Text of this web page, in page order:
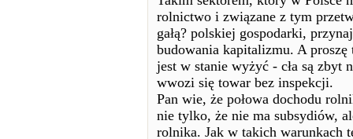
rolnictwo i związane z tym
gałą? polskiej gospodarki,
budowania kapitalizmu. A
jest w stanie wyżyć - cła są zbyt
wwozi się towar bez inspekcji.
Pan wie, że połowa dochodu
nie tylko, że nie ma subsydiów,
rolnika. Jak w takich warunkach